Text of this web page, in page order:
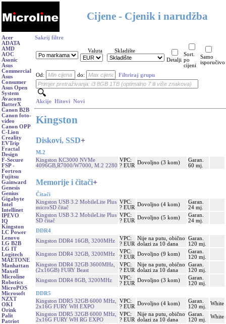
Cijene - Cjenik i narudžba
Acer
ADATA
AMD
AOC
Asonic
Asus
Commercial
Asus
Consumer
Asus Open
System
Avacom
BatterX
Canon B2B
Canon foto-
video
Canon OPP
C-Lion
Creality
EVTrip
Fractal
Design
F-Secure
FSP -
Fortron
Fujitsu
Gainward
Genesis
Genius
Gigabyte
Intel
Intellinet
IPEVO
IQ
Kingston
LC Power
Lenovo
LG B2B
LG IT
Logitech
MAETONE
Manhattan
Maxell
Microline
Robotics
MicroPOS
Microsoft
NZXT
OKI
Orink
Palit
Patriot
Sakrij filtre
Valuta
Skladište
Detalji
Sort.
po
cijeni
Samo
isporučivo
Od: do: Filtriraj grupu
Akcije Hitovi Novi
Kingston
Diskovi, SSD+
M.2
Kingston KC3000 NVMe
4096GB,R7000/W7000, M.2 2280
VPC:
? EUR
Dovoljno (3 kom)
Garan.
60 mj.
Memorije i čitači+
Čitači
Kingston USB 3.2 MobileLite Plus
microSD čitač
VPC:
? EUR
Dovoljno (4 kom)
Garan.
24 mj.
Kingston USB 3.2 MobileLite Plus
SD čitač
VPC:
? EUR
Dovoljno (5 kom)
Garan.
24 mj.
DDR4
Kingston DDR4 16GB, 3200MHz
VPC:
? EUR
Nije na putu, obično
dolazi za 10 dana
Garan.
120 mj.
Kingston DDR4 32GB, 3200MHz
VPC:
? EUR
Dovoljno (9 kom)
Garan.
120 mj.
Kingston DDR4 32GB 3600MHz,
(2x16GB) FURY Beast
VPC:
? EUR
Nije na putu, obično
dolazi za 10 dana
Garan.
120 mj.
Kingston DDR4 8GB, 3200MHz
VPC:
? EUR
Dovoljno (3 kom)
Garan.
120 mj.
DDR5
Kingston DDR5 32GB 6000 MHz,
2x16G FURY WH EXPO
VPC:
? EUR
Dovoljno (4 kom)
Garan.
120 mj.
White
Kingston DDR5 32GB 6000 MHz,
2x16G FURY WH RG EXPO
VPC:
? EUR
Nije na putu, obično
dolazi za 10 dana
Garan.
120 mj.
White